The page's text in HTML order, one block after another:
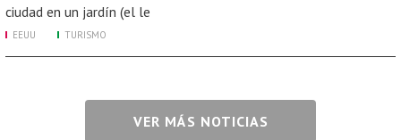
ciudad en un jardín (el le
EEUU TURISMO
VER MÁS NOTICIAS